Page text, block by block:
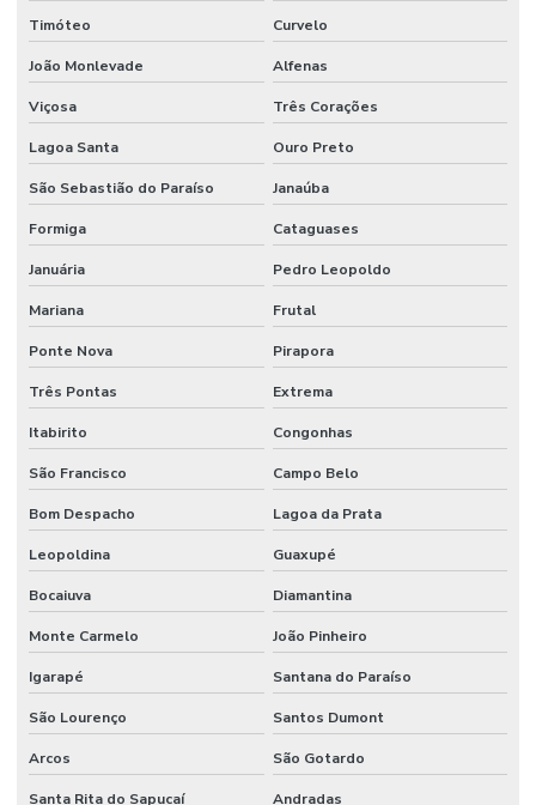
Tubo Galvanizado Nbr5580 Em Minas Gerais
Tubo Nylon
Válvula Borboleta Wafer 150lbs
Válvula De Esfera
Válvula De Pé
Válvula De Retenção
Válvula De Retenção Tipo Wafer Para Indústria
Válvula Esfera Alta Pressão
Válvula Esfera Bi Partida Preço
Válvula Esfera Flange
Válvula Fundo De Poço
Válvula Gaveta 150lbs Preço
Válvula Pneumática
Válvula Retenção Horizontal
Válvula Retenção Vertical
Válvula Solenóide
Timóteo Curvelo
João Monlevade Alfenas
Viçosa Três Corações
Lagoa Santa Ouro Preto
São Sebastião do Paraíso Janaúba
Formiga Cataguases
Januária Pedro Leopoldo
Mariana Frutal
Ponte Nova Pirapora
Três Pontas Extrema
Itabirito Congonhas
São Francisco Campo Belo
Bom Despacho Lagoa da Prata
Leopoldina Guaxupé
Bocaiuva Diamantina
Monte Carmelo João Pinheiro
Igarapé Santana do Paraíso
São Lourenço Santos Dumont
Arcos São Gotardo
Santa Rita do Sapucaí Andradas